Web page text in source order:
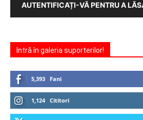
AUTENTIFICAȚI-VĂ PENTRU A
Intră în galeria suporterilor!
5,393 Fani
1,124 Cititori